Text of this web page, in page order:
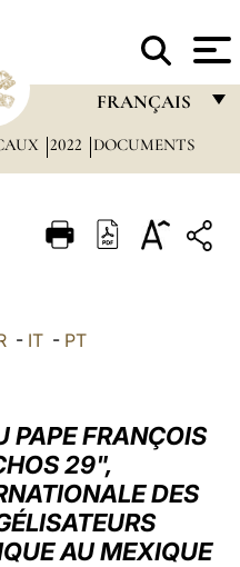
FRANÇAIS
FRANÇAIS
ITALIANO
العربيّة
中文
LATINE
2022 DOCUMENTS
- IT- PT
PAPE FRANÇOIS
29",
DES
AU MEXIQUE